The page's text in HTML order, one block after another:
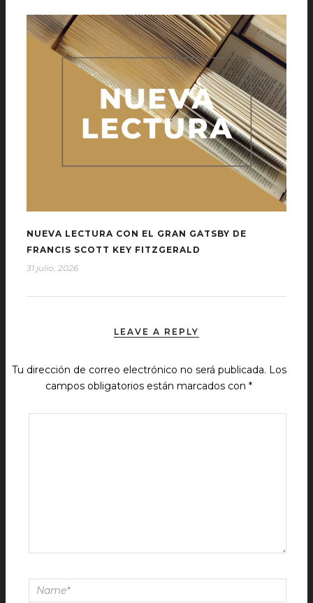
NUEVA LECTURA CON EL GRAN GATSBY DE
FRANCIS SCOTT KEY FITZGERALD
31 julio, 2026
LEAVE A REPLY
Tu dirección de correo electrónico no será publicada. Los
campos obligatorios están marcados con*